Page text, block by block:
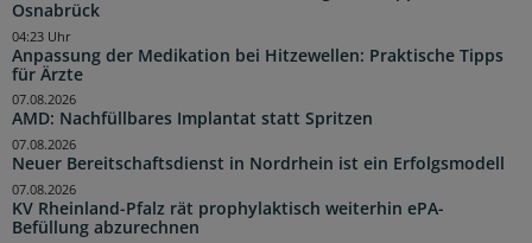
Osnabrück
Anpassung der Medikation bei Hitzewellen: Praktische Tipps
für Ärzte
04:23 Uhr
AMD: Nachfüllbares Implantat statt Spritzen
07.08.2026
Neuer Bereitschaftsdienst in Nordrhein ist ein Erfolgsmodell
07.08.2026
KV Rheinland-Pfalz rät prophylaktisch weiterhin ePA-
Befüllung abzurechnen
07.08.2026